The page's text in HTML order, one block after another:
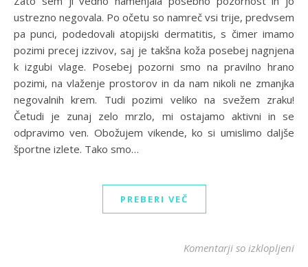
ustrezno negovala. Po očetu so namreč vsi trije, predvsem
pa punci, podedovali atopijski dermatitis, s čimer imamo
pozimi precej izzivov, saj je takšna koža posebej nagnjena
k izgubi vlage. Posebej pozorni smo na pravilno hrano
pozimi, na vlaženje prostorov in da nam nikoli ne zmanjka
negovalnih krem. Tudi pozimi veliko na svežem zraku!
Četudi je zunaj zelo mrzlo, mi ostajamo aktivni in se
odpravimo ven. Obožujem vikende, ko si umislimo daljše
športne izlete. Tako smo…
PREBERI VEČ
Komentarji so izklopljeniza